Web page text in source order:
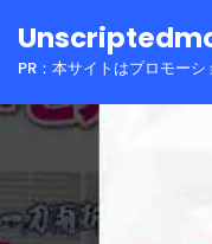
toPR：本サイトはプロモー